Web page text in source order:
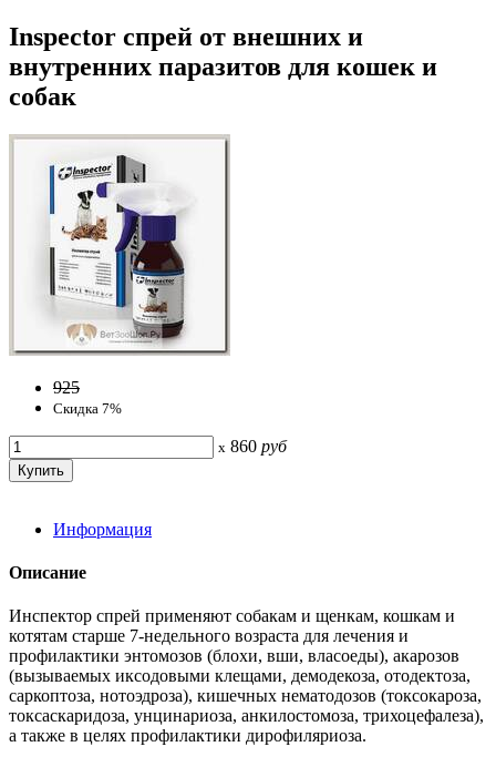
Inspector спрей от внешних и
внутренних паразитов для кошек и
собак
925
Скидка 7%
x 860 руб
Информация
Описание
Инспектор спрей применяют собакам и щенкам, кошкам и
котятам старше 7-недельного возраста для лечения и
профилактики энтомозов (блохи, вши, власоеды), акарозов
(вызываемых иксодовыми клещами, демодекоза, отодектоза,
саркоптоза, нотоэдроза), кишечных нематодозов (токсокароза,
токсаскаридоза, унцинариоза, анкилостомоза, трихоцефалеза),
а также в целях профилактики дирофиляриоза.